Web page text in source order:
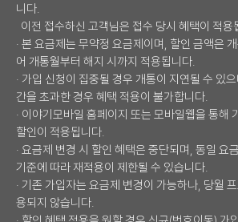
니다.
이전 접수하신 고객님은 접수 당시 혜택이 적용
· 본 요금제는 무약정 요금제이며, 할인 금액은
어 개통월부터 해지 시까지 적용됩니다.
· 가입 신청이 집중될 경우 개통이 지연될 수 있
간을 초과한 경우 혜택 적용이 불가합니다.
· 이야기모바일 홈페이지 또는 모바일웹을 통해
할인이 적용됩니다.
· 요금제 변경 시 할인 혜택은 중단되며, 동일 요
기준에 따라 재적용이 제한될 수 있습니다.
· 기존 가입자는 요금제 변경이 가능하나, 당월
용되지 않습니다.